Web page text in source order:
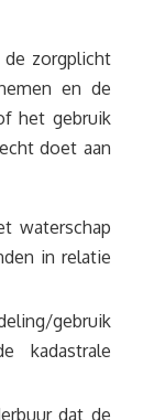
zorgplicht
en de
het gebruik
doet aan
waterschap
in relatie
gebruik
kadastrale
dat de